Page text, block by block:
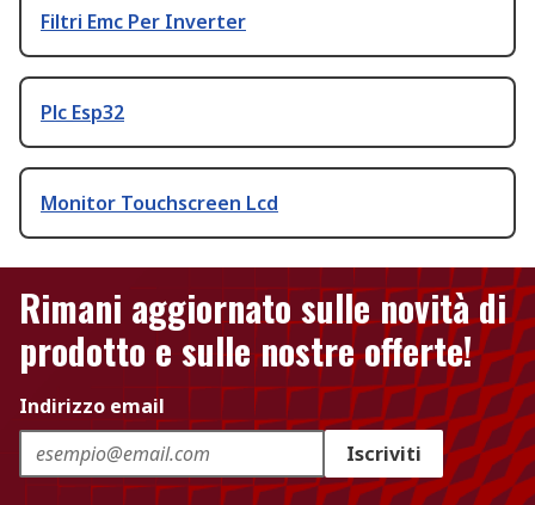
Filtri Emc Per Inverter
Plc Esp32
Monitor Touchscreen Lcd
Rimani aggiornato sulle novità di
prodotto e sulle nostre offerte!
Indirizzo email
Iscriviti